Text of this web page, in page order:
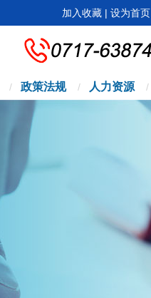
加入收藏 | 设为首页
/ 政策法规 / 人力资源 /